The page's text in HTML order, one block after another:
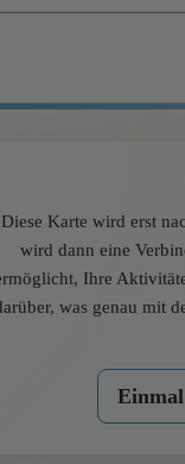
Diese Karte wird erst
wird dann eine
Ihre
was genau mit